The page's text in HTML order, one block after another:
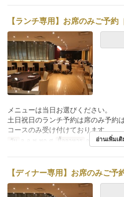
【ランチ専用】お席のみご予約
メニューは当日お選びください。
土日祝日のランチ予約は席のみ予約
コースのみ受け付けております。
วัน จ, อ, พ, พฤ, ศ มื้ออาหาร อาหารกลางวัน
อ่านเพิ่มเ
【ディナー専用】お席のみご予